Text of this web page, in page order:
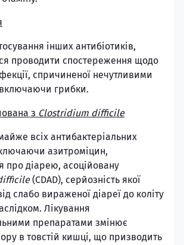
інших антибіотиків,
проводити спостереження щодо
спричиненої нечутливими
грибки.
з Clostridium difficile
всіх антибактеріальних
азитроміцин,
про діарею, асоційовану
(CDAD), серйозність якої
слабо вираженої діареї до коліту
Лікування
препаратами змінює
в товстій кишці, що призводить